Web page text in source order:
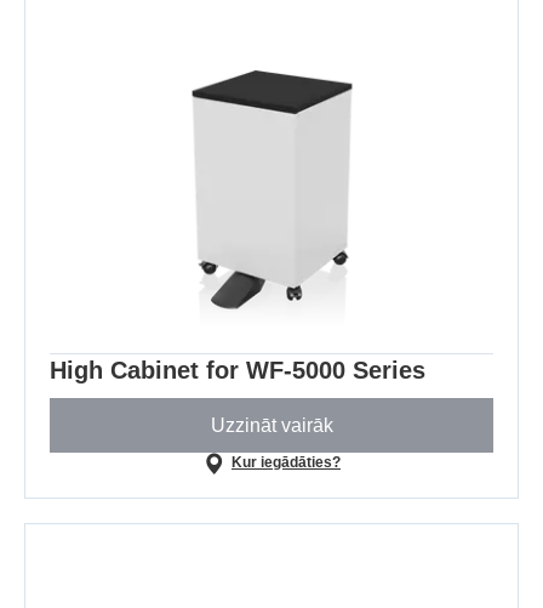
High Cabinet for WF-5000 Series
Uzzināt vairāk
Kur iegādāties?